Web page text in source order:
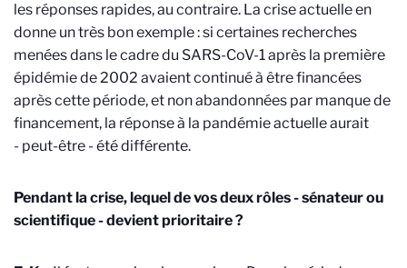
les réponses rapides, au contraire. La crise actuelle en
donne un très bon exemple : si certaines recherches
menées dans le cadre du SARS-CoV-1 après la première
épidémie de 2002 avaient continué à être financées
après cette période, et non abandonnées par manque de
financement, la réponse à la pandémie actuelle aurait
- peut-être - été différente.
Pendant la crise, lequel de vos deux rôles - sénateur ou
scientifique - devient prioritaire ?